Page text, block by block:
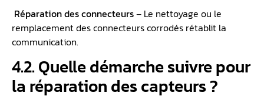
Réparation des connecteurs– Le nettoyage ou le
remplacement des connecteurs corrodés rétablit la
communication.
4.2. Quelle démarche suivre pour
la réparation des capteurs ?